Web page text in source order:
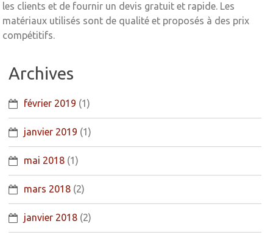
les clients et de fournir un devis gratuit et rapide. Les
matériaux utilisés sont de qualité et proposés à des prix
compétitifs.
Archives
février 2019 (1)
janvier 2019 (1)
mai 2018 (1)
mars 2018 (2)
janvier 2018 (2)